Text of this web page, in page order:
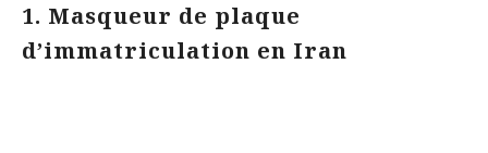
1. Masqueur de plaque
d’immatriculation en Iran